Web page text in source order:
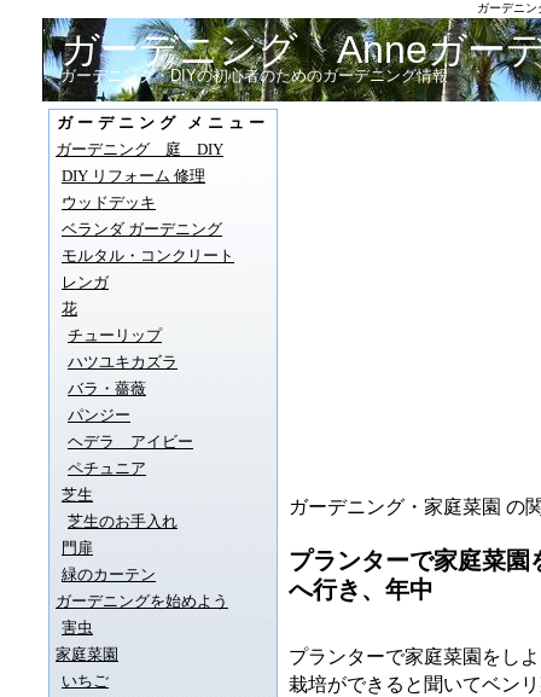
ガーデニ
ガーデニング Anneガー
ガーデニング・DIYの初心者のためのガーデニング情報
ガーデニング メニュー
ガーデニング 庭 DIY
DIY リフォーム 修理
ウッドデッキ
ベランダ ガーデニング
モルタル・コンクリート
レンガ
花
チューリップ
ハツユキカズラ
バラ・薔薇
パンジー
ヘデラ アイビー
ペチュニア
芝生
芝生のお手入れ
門扉
緑のカーテン
ガーデニングを始めよう
害虫
家庭菜園
いちご
ガーデニング・家庭菜園 の
プランターで家庭菜園
へ行き、年中
プランターで家庭菜園をし
栽培ができると聞いてベン